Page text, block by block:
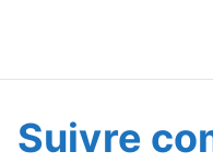
Suivre
Suivre